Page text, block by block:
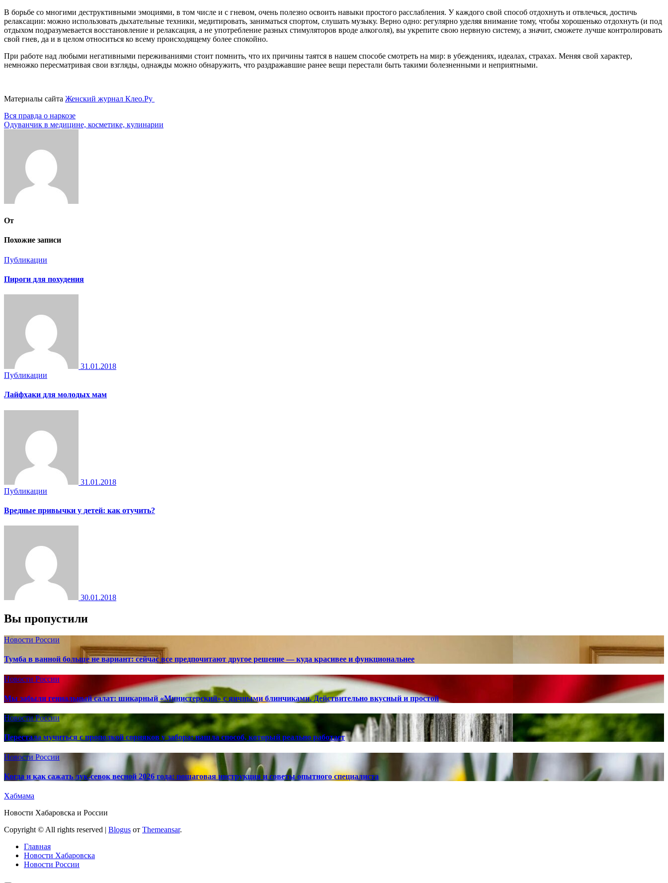
В борьбе со многими деструктивными эмоциями, в том числе и с гневом, очень полезно освоить навыки простого расслабления. У каждого свой способ отдохнуть и отвлечься, достичь
релаксации: можно использовать дыхательные техники, медитировать, заниматься спортом, слушать музыку. Верно одно: регулярно уделяя внимание тому, чтобы хорошенько отдохнуть (и под
отдыхом подразумевается восстановление и релаксация, а не употребление разных стимуляторов вроде алкоголя), вы укрепите свою нервную систему, а значит, сможете лучше контролировать
свой гнев, да и в целом относиться ко всему происходящему более спокойно.
При работе над любыми негативными переживаниями стоит помнить, что их причины таятся в нашем способе смотреть на мир: в убеждениях, идеалах, страхах. Меняя свой характер,
немножко пересматривая свои взгляды, однажды можно обнаружить, что раздражавшие ранее вещи перестали быть такими болезненными и неприятными.
Материалы сайта Женский журнал Клео.Ру
Навигация
по
Вся правда о наркозе
Одуванчик в медицине, косметике, кулинарии
От
Похожие записи
Публикации
Пироги для похудения
31.01.2018
Публикации
Лайфхаки для молодых мам
31.01.2018
Публикации
Вредные привычки у детей: как отучить?
30.01.2018
Вы пропустили
Новости России
Тумба в ванной больше не вариант: сейчас все предпочитают другое решение — куда красивее и функциональнее
Новости России
Мы забыли гениальный салат: шикарный «Министерский» с яичными блинчиками. Действительно вкусный и простой
Новости России
Перестала мучиться с прополкой сорняков у забора: нашла способ, который реально работает
Новости России
Когда и как сажать лук-севок весной 2026 года: пошаговая инструкция и советы опытного специалиста
Хабмама
Новости Хабаровска и России
Copyright © All rights reserved | Blogus от Themeansar.
Главная
Новости Хабаровска
Новости России